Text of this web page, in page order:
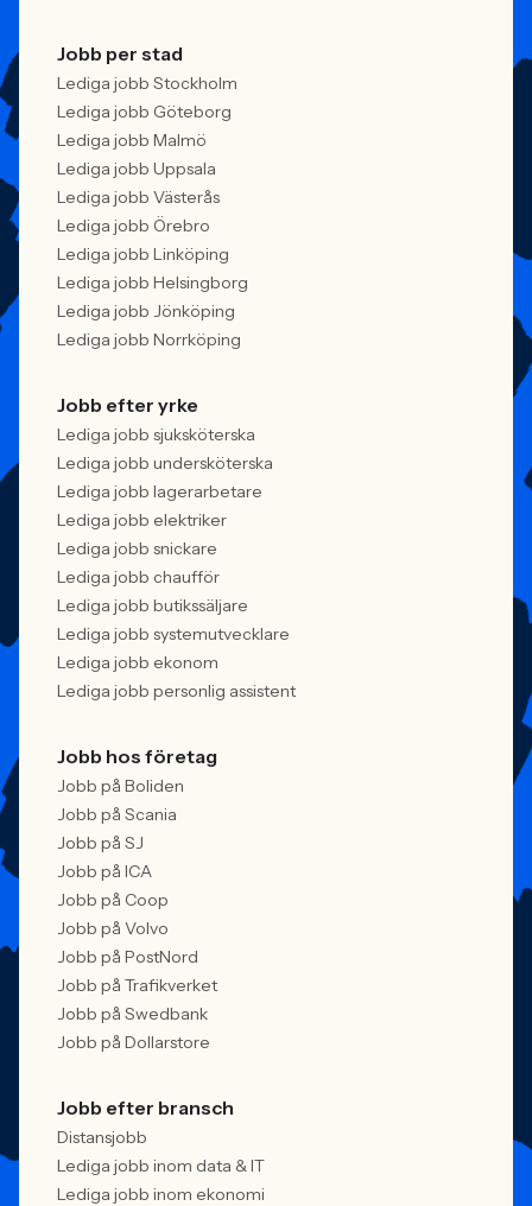
Jobb per stad
Lediga jobb Stockholm
Lediga jobb Göteborg
Lediga jobb Malmö
Lediga jobb Uppsala
Lediga jobb Västerås
Lediga jobb Örebro
Lediga jobb Linköping
Lediga jobb Helsingborg
Lediga jobb Jönköping
Lediga jobb Norrköping
Jobb efter yrke
Lediga jobb sjuksköterska
Lediga jobb undersköterska
Lediga jobb lagerarbetare
Lediga jobb elektriker
Lediga jobb snickare
Lediga jobb chaufför
Lediga jobb butikssäljare
Lediga jobb systemutvecklare
Lediga jobb ekonom
Lediga jobb personlig assistent
Jobb hos företag
Jobb på Boliden
Jobb på Scania
Jobb på SJ
Jobb på ICA
Jobb på Coop
Jobb på Volvo
Jobb på PostNord
Jobb på Trafikverket
Jobb på Swedbank
Jobb på Dollarstore
Jobb efter bransch
Distansjobb
Lediga jobb inom data & IT
Lediga jobb inom ekonomi